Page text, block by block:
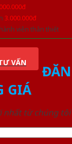
3.000.000đ
viên thân thiết
VẤN
GIÁ
nhất từ chúng tôi